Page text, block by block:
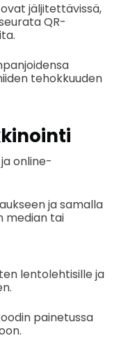
jäljitettävissä,
QR-
tehokkuuden
online-
ja samalla
median tai
lentolehtisille ja
painetussa